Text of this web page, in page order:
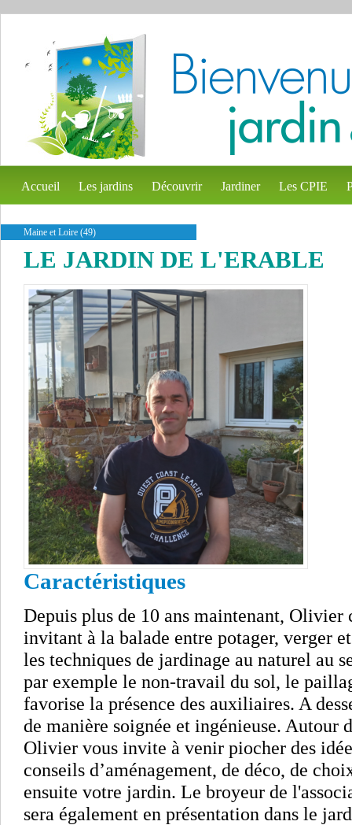
Accueil Les jardins Découvrir Jardiner Les CPIE
Maine et Loire (49)
LE JARDIN DE L'ERABLE
Caractéristiques
Depuis plus de 10 ans maintenant, Olivier
invitant à la balade entre potager, verger
les techniques de jardinage au naturel au
par exemple le non-travail du sol, le
favorise la présence des auxiliaires. A
de manière soignée et ingénieuse. Autour
Olivier vous invite à venir piocher des
conseils d’aménagement, de déco, de
ensuite votre jardin. Le broyeur de
sera également en présentation dans le